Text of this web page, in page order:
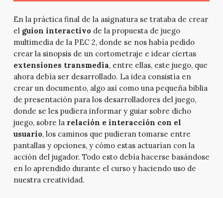
En la práctica final de la asignatura se trataba de crear
el guion interactivode la propuesta de juego
multimedia de la PEC 2, donde se nos había pedido
crear la sinopsis de un cortometraje e idear ciertas
extensiones transmedia, entre ellas, este juego, que
ahora debía ser desarrollado. La idea consistía en
crear un documento, algo así como una pequeña biblia
de presentación para los desarrolladores del juego,
donde se les pudiera informar y guiar sobre dicho
juego, sobre la relación e interacción con el
usuario, los caminos que pudieran tomarse entre
pantallas y opciones, y cómo estas actuarían con la
acción del jugador. Todo esto debía hacerse basándose
en lo aprendido durante el curso y haciendo uso de
nuestra creatividad.